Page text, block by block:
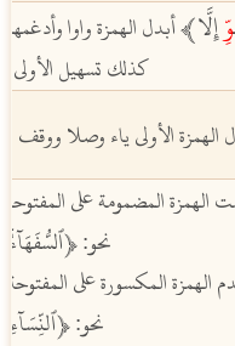
وِّإِلَّاﵲأبدل الهمزة واوا
كذلك تسهيل الأولى
الهمزة الأولى ياء وصلا ووقف
الهمزة المضمومة على المفتوحة
نحو:ﵳٱلسُّفَهَآءُۗ
الهمزة المكسورةعلى المفتوحة
نحو:ﵳٱلنِّسَآءِ